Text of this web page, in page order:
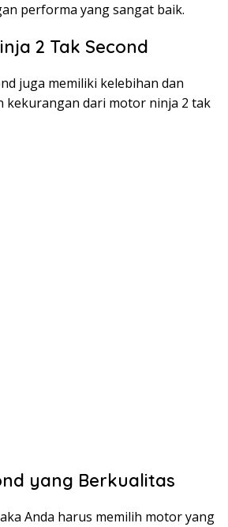
performa yang sangat baik.
2 Tak Second
juga memiliki kelebihan dan
kekurangan dari motor ninja 2 tak
yang Berkualitas
Anda harus memilih motor yang